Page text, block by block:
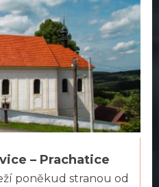
– Prachatice
poněkud stranou od